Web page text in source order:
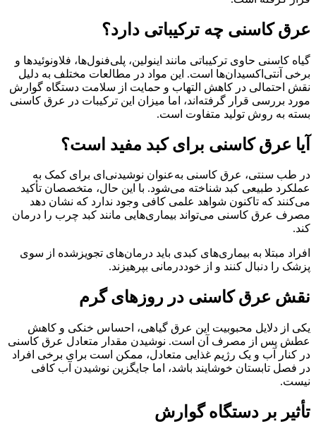
عرق کاسنی چه ترکیباتی دارد؟
گیاه کاسنی حاوی ترکیباتی مانند اینولین، پلی‌فنول‌ها، فلاونوئیدها و
برخی آنتی‌اکسیدان‌ها است. این مواد در مطالعات مختلف به دلیل
نقش احتمالی در کاهش التهاب و حمایت از سلامت دستگاه گوارش
مورد بررسی قرار گرفته‌اند، اما میزان این ترکیبات در عرق کاسنی
بسته به روش تولید متفاوت است.
آیا عرق کاسنی برای کبد مفید است؟
در طب سنتی، عرق کاسنی به‌عنوان نوشیدنی‌ای برای کمک به
عملکرد طبیعی کبد شناخته می‌شود. با این حال، متخصصان تأکید
می‌کنند که تاکنون شواهد علمی کافی وجود ندارد که نشان دهد
مصرف عرق کاسنی می‌تواند بیماری‌هایی مانند کبد چرب را درمان
کند.
افراد مبتلا به بیماری‌های کبدی باید درمان‌های تجویزشده از سوی
پزشک را دنبال کنند و از خوددرمانی بپرهیزند.
نقش عرق کاسنی در روزهای گرم
یکی از دلایل محبوبیت این عرق گیاهی، احساس خنکی و کاهش
عطش پس از مصرف آن است. نوشیدن مقدار متعادل عرق کاسنی
در کنار آب و یک رژیم غذایی متعادل، ممکن است برای برخی افراد
در فصل تابستان خوشایند باشد، اما جایگزین نوشیدن آب کافی
نیست.
تأثیر بر دستگاه گوارش